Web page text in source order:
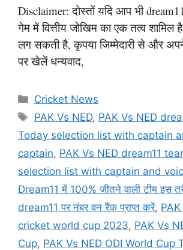
Disclaimer: दोस्तों यदि आप भी
गेम में वित्तीय जोखिम का एक तत्व
लग सकती है, कृपया जिम्मेदारी से और
पर खेलें धन्यवाद,
Categories
Cricket News
Tags
PAK Vs NED, PAK Vs NED
Today selection list with captain
captain, PAK Vs NED dream11
selection list with captain and
Dream11 में 100% जीतने वाली टीम इस
dream11 पर नंबर वन रैंक प्राप्त करें,
cricket world cup 2023, PAK Vs
Cup, PAK Vs NED ODI World Cup